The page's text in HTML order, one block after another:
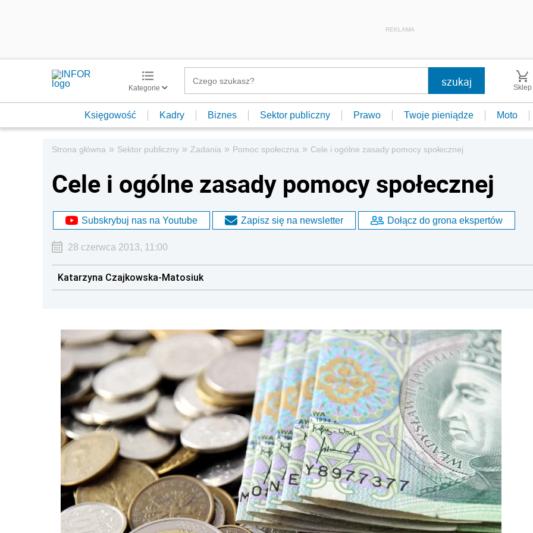
REKLAMA
Kategorie Sklep
Księgowość Kadry Biznes Sektor publiczny Prawo Twoje pieniądze Moto
Strona główna » Sektor publiczny » Zadania » Pomoc społeczna » Cele i ogólne zasady pomocy społecznej
Cele i ogólne zasady pomocy społecznej
Subskrybuj nas na Youtube Zapisz się na newsletter Dołącz do grona ekspertów
28 czerwca 2013, 11:00
Katarzyna Czajkowska-Matosiuk